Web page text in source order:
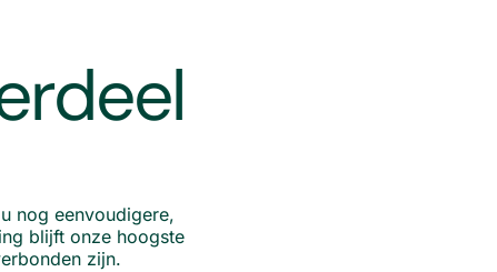
nog eenvoudigere,
blijft onze hoogste
zijn.